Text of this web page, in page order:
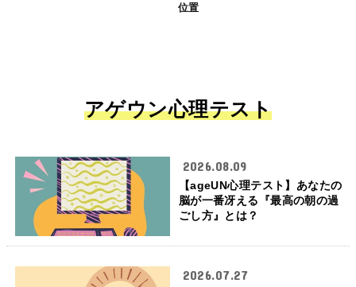
位置
アゲウン心理テスト
2026.08.09
【ageUN心理テスト】あなたの
脳が一番冴える『最高の朝の過
ごし方』とは？
2026.07.27